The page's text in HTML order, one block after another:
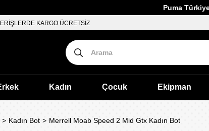
Puma
KARGO ÜCRETSİZ
Kadın Çocuk Ekipman
Kadın Bot Merrell Moab Speed 2 Mid Gtx Kadın Bot